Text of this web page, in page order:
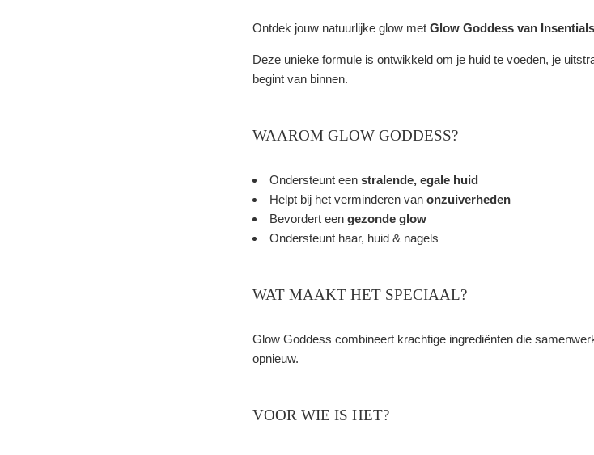
Ontdek jouw natuurlijke glow met Glow Goddess van Insentials
Deze unieke formule is ontwikkeld om je huid te voeden, je
begint van binnen.
WAAROM GLOW GODDESS?
Ondersteunt een stralende, egale huid
Helpt bij het verminderen van onzuiverheden
Bevordert een gezonde glow
Ondersteunt haar, huid & nagels
WAT MAAKT HET SPECIAAL?
Glow Goddess combineert krachtige ingrediënten die
opnieuw.
VOOR WIE IS HET?